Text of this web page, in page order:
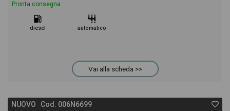
Pronta consegna
diesel automatico
Vai alla scheda >>
NUOVO Cod. 006N6699